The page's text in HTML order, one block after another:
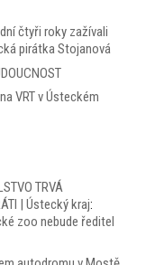
čtyři roky zažívali
pirátka Stojanová
VRT v Ústeckém
TRVÁ
| Ústecký kraj:
zoo nebude ředitel